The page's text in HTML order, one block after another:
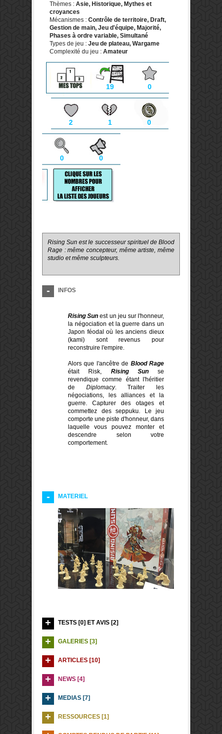
Thèmes : Asie, Historique, Mythes et
croyances
Mécanismes : Contrôle de territoire, Draft,
Gestion de main, Jeu d'équipe, Majorité,
Phases à ordre variable, Simultané
Types de jeu : Jeu de plateau, Wargame
Complexité du jeu : Amateur
19 0
2 1 0
0 0
Rising Sun est le successeur spirituel de Blood
Rage : même concepteur, même artiste, même
studio et même sculpteurs.
INFOS
Rising Sun est un jeu sur l'honneur,
la négociation et la guerre dans un
Japon féodal où les anciens dieux
(kami) sont revenus pour
reconstruire l'empire.
Alors que l'ancêtre de Blood Rage
était Risk, Rising Sunse
revendique comme étant l'héritier
de Diplomacy. Traiter les
négociations, les alliances et la
guerre. Capturer des otages et
commettez des seppuku. Le jeu
comporte une piste d'honneur, dans
laquelle vous pouvez monter et
descendre selon votre
comportement.
MATERIEL
TESTS [0] ET AVIS [2]
GALERIES [3]
ARTICLES [10]
NEWS [4]
MEDIAS [7]
RESSOURCES [1]